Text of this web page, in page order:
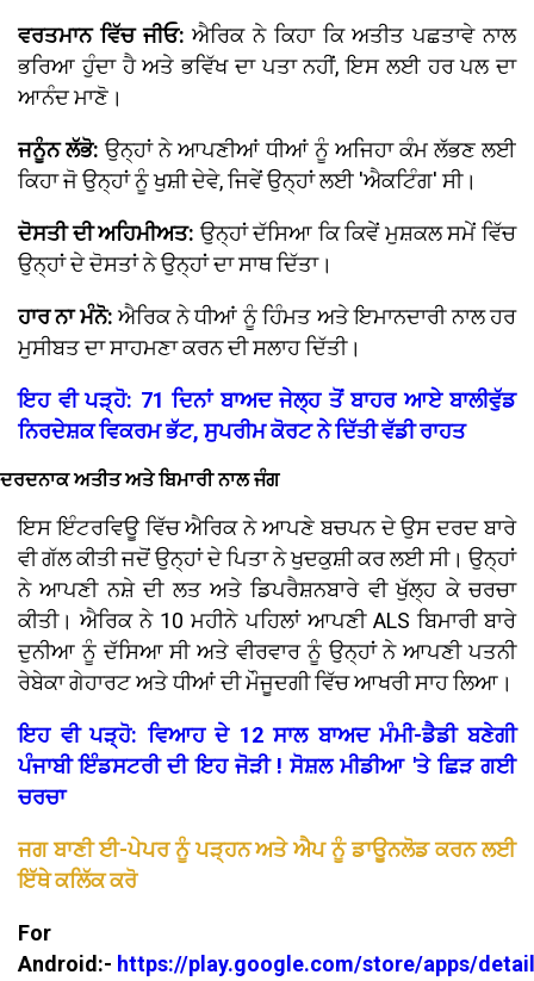
ਵਰਤਮਾਨ ਵਿੱਚ ਜੀਓ:ਐਰਿਕ ਨੇ ਕਿਹਾ ਕਿ ਅਤੀਤ ਪਛਤਾਵੇ ਨਾਲ
ਭਰਿਆ ਹੁੰਦਾ ਹੈ ਅਤੇ ਭਵਿੱਖ ਦਾ ਪਤਾ ਨਹੀਂ, ਇਸ ਲਈ ਹਰ ਪਲ ਦਾ
ਆਨੰਦ ਮਾਣੋ।
ਜਨੂੰਨ ਲੱਭੋ: ਉਨ੍ਹਾਂ ਨੇ ਆਪਣੀਆਂ ਧੀਆਂ ਨੂੰ ਅਜਿਹਾ ਕੰਮ ਲੱਭਣ ਲਈ
ਕਿਹਾ ਜੋ ਉਨ੍ਹਾਂ ਨੂੰ ਖੁਸ਼ੀ ਦੇਵੇ, ਜਿਵੇਂ ਉਨ੍ਹਾਂ ਲਈ 'ਐਕਟਿੰਗ' ਸੀ।
ਦੋਸਤੀ ਦੀ ਅਹਿਮੀਅਤ: ਉਨ੍ਹਾਂ ਦੱਸਿਆ ਕਿ ਕਿਵੇਂ ਮੁਸ਼ਕਲ ਸਮੇਂ ਵਿੱਚ
ਉਨ੍ਹਾਂ ਦੇ ਦੋਸਤਾਂ ਨੇ ਉਨ੍ਹਾਂ ਦਾ ਸਾਥ ਦਿੱਤਾ।
ਹਾਰ ਨਾ ਮੰਨੋ: ਐਰਿਕ ਨੇ ਧੀਆਂ ਨੂੰ ਹਿੰਮਤ ਅਤੇ ਇਮਾਨਦਾਰੀ ਨਾਲ ਹਰ
ਮੁਸੀਬਤ ਦਾ ਸਾਹਮਣਾ ਕਰਨ ਦੀ ਸਲਾਹ ਦਿੱਤੀ।
ਇਹ ਵੀ ਪੜ੍ਹੋ: 71 ਦਿਨਾਂ ਬਾਅਦ ਜੇਲ੍ਹ ਤੋਂ ਬਾਹਰ ਆਏ ਬਾਲੀਵੁੱਡ
ਨਿਰਦੇਸ਼ਕ ਵਿਕਰਮ ਭੱਟ, ਸੁਪਰੀਮ ਕੋਰਟ ਨੇ ਦਿੱਤੀ ਵੱਡੀ ਰਾਹਤ
ਦਰਦਨਾਕ ਅਤੀਤ ਅਤੇ ਬਿਮਾਰੀ ਨਾਲ ਜੰਗ
ਇਸ ਇੰਟਰਵਿਊ ਵਿੱਚ ਐਰਿਕ ਨੇ ਆਪਣੇ ਬਚਪਨ ਦੇ ਉਸ ਦਰਦ ਬਾਰੇ
ਵੀ ਗੱਲ ਕੀਤੀ ਜਦੋਂ ਉਨ੍ਹਾਂ ਦੇ ਪਿਤਾ ਨੇ ਖੁਦਕੁਸ਼ੀ ਕਰ ਲਈ ਸੀ। ਉਨ੍ਹਾਂ
ਨੇ ਆਪਣੀ ਨਸ਼ੇ ਦੀ ਲਤ ਅਤੇ ਡਿਪਰੈਸ਼ਨਬਾਰੇ ਵੀ ਖੁੱਲ੍ਹ ਕੇ ਚਰਚਾ
ਕੀਤੀ। ਐਰਿਕ ਨੇ 10 ਮਹੀਨੇ ਪਹਿਲਾਂ ਆਪਣੀ ALS ਬਿਮਾਰੀ ਬਾਰੇ
ਦੁਨੀਆ ਨੂੰ ਦੱਸਿਆ ਸੀ ਅਤੇ ਵੀਰਵਾਰ ਨੂੰ ਉਨ੍ਹਾਂ ਨੇ ਆਪਣੀ ਪਤਨੀ
ਰੇਬੇਕਾ ਗੇਹਾਰਟ ਅਤੇ ਧੀਆਂ ਦੀ ਮੌਜੂਦਗੀ ਵਿੱਚ ਆਖਰੀ ਸਾਹ ਲਿਆ।
ਇਹ ਵੀ ਪੜ੍ਹੋ: ਵਿਆਹ ਦੇ 12 ਸਾਲ ਬਾਅਦ ਮੰਮੀ-ਡੈਡੀ ਬਣੇਗੀ
ਪੰਜਾਬੀ ਇੰਡਸਟਰੀ ਦੀ ਇਹ ਜੋੜੀ ! ਸੋਸ਼ਲ ਮੀਡੀਆ 'ਤੇ ਛਿੜ ਗਈ
ਚਰਚਾ
ਜਗ ਬਾਣੀ ਈ-ਪੇਪਰ ਨੂੰ ਪੜ੍ਹਨ ਅਤੇ ਐਪ ਨੂੰ ਡਾਊਨਲੋਡ ਕਰਨ ਲਈ
ਇੱਥੇ ਕਲਿੱਕ ਕਰੋ
For
Android:- https://play.google.com/store/apps/